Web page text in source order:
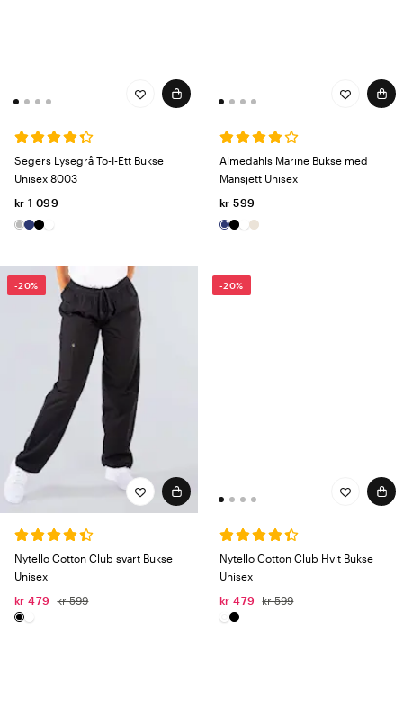
Segers Lysegrå To-I-Ett Bukse
Unisex 8003
kr 1 099
Almedahls Marine Bukse med
Mansjett Unisex
kr 599
-20%
Nytello Cotton Club svart Bukse
Unisex
kr 479
kr 599
-20%
Nytello Cotton Club Hvit Bukse
Unisex
kr 479
kr 599